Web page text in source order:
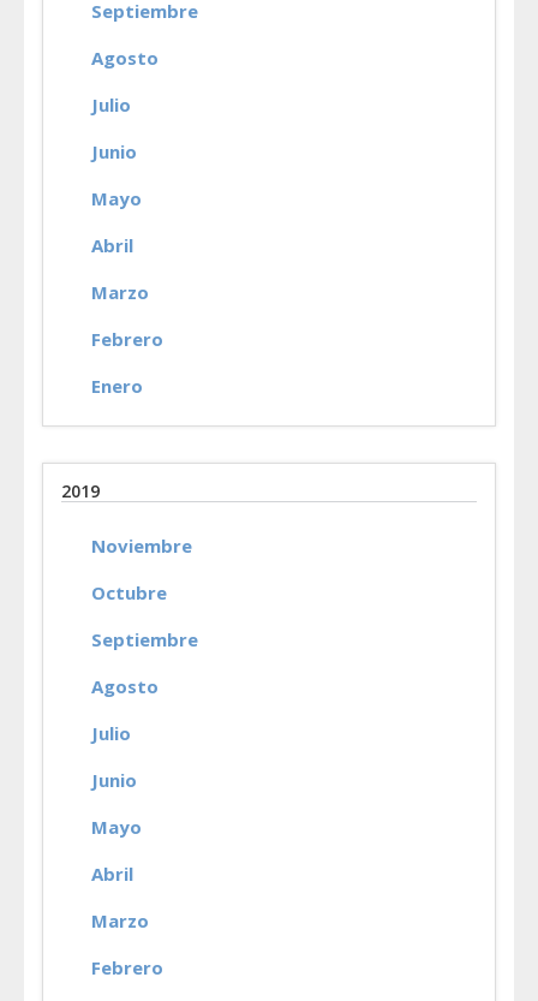
Septiembre
Agosto
Julio
Junio
Mayo
Abril
Marzo
Febrero
Enero
2019
Noviembre
Octubre
Septiembre
Agosto
Julio
Junio
Mayo
Abril
Marzo
Febrero